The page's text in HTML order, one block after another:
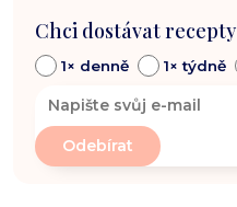
Chci dostávat
1× denně 1× týdně